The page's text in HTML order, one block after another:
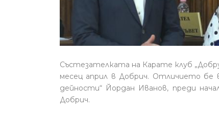
Състезателката на Карате клуб
месец април в Добрич. Отличието
дейности“ Йордан Иванов, преди
Добрич.